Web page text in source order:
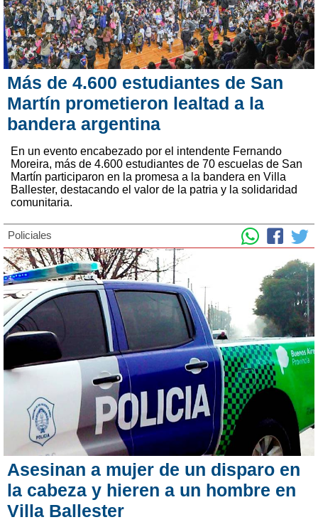
Más de 4.600 estudiantes de San
Martín prometieron lealtad a la
bandera argentina
En un evento encabezado por el intendente Fernando
Moreira, más de 4.600 estudiantes de 70 escuelas de San
Martín participaron en la promesa a la bandera en Villa
Ballester, destacando el valor de la patria y la solidaridad
comunitaria.
Policiales
Asesinan a mujer de un disparo en
la cabeza y hieren a un hombre en
Villa Ballester